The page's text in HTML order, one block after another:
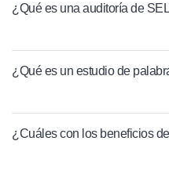
¿Qué es una auditoría de
¿Qué es un estudio de
¿Cuáles con los beneficios